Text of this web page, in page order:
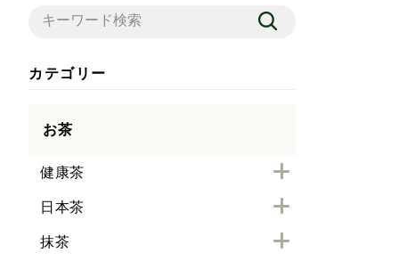
カテゴリー
お茶
健康茶
日本茶
抹茶